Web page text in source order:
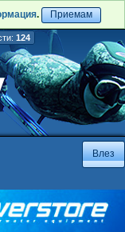
. Приемам
124